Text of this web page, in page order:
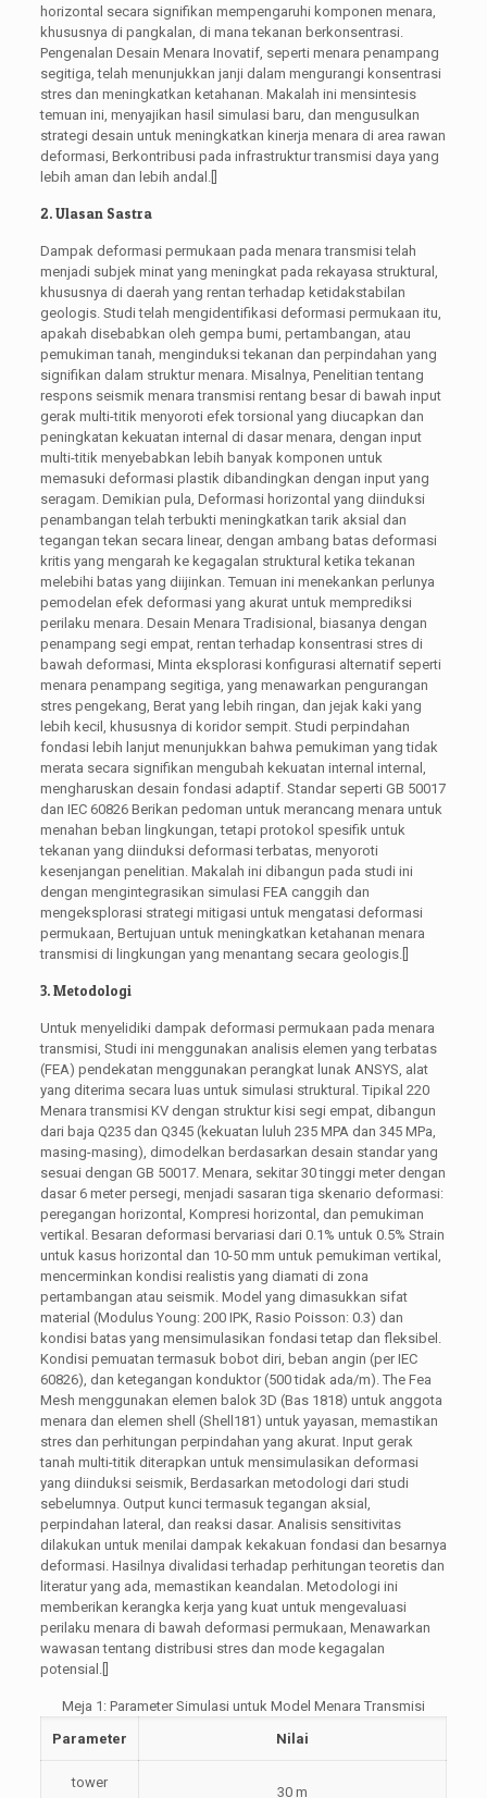
horizontal secara signifikan mempengaruhi komponen menara,
khususnya di pangkalan, di mana tekanan berkonsentrasi.
Pengenalan Desain Menara Inovatif, seperti menara penampang
segitiga, telah menunjukkan janji dalam mengurangi konsentrasi
stres dan meningkatkan ketahanan. Makalah ini mensintesis
temuan ini, menyajikan hasil simulasi baru, dan mengusulkan
strategi desain untuk meningkatkan kinerja menara di area rawan
deformasi, Berkontribusi pada infrastruktur transmisi daya yang
lebih aman dan lebih andal.[]
2. Ulasan Sastra
Dampak deformasi permukaan pada menara transmisi telah
menjadi subjek minat yang meningkat pada rekayasa struktural,
khususnya di daerah yang rentan terhadap ketidakstabilan
geologis. Studi telah mengidentifikasi deformasi permukaan itu,
apakah disebabkan oleh gempa bumi, pertambangan, atau
pemukiman tanah, menginduksi tekanan dan perpindahan yang
signifikan dalam struktur menara. Misalnya, Penelitian tentang
respons seismik menara transmisi rentang besar di bawah input
gerak multi-titik menyoroti efek torsional yang diucapkan dan
peningkatan kekuatan internal di dasar menara, dengan input
multi-titik menyebabkan lebih banyak komponen untuk
memasuki deformasi plastik dibandingkan dengan input yang
seragam. Demikian pula, Deformasi horizontal yang diinduksi
penambangan telah terbukti meningkatkan tarik aksial dan
tegangan tekan secara linear, dengan ambang batas deformasi
kritis yang mengarah ke kegagalan struktural ketika tekanan
melebihi batas yang diijinkan. Temuan ini menekankan perlunya
pemodelan efek deformasi yang akurat untuk memprediksi
perilaku menara. Desain Menara Tradisional, biasanya dengan
penampang segi empat, rentan terhadap konsentrasi stres di
bawah deformasi, Minta eksplorasi konfigurasi alternatif seperti
menara penampang segitiga, yang menawarkan pengurangan
stres pengekang, Berat yang lebih ringan, dan jejak kaki yang
lebih kecil, khususnya di koridor sempit. Studi perpindahan
fondasi lebih lanjut menunjukkan bahwa pemukiman yang tidak
merata secara signifikan mengubah kekuatan internal internal,
mengharuskan desain fondasi adaptif. Standar seperti GB 50017
dan IEC 60826 Berikan pedoman untuk merancang menara untuk
menahan beban lingkungan, tetapi protokol spesifik untuk
tekanan yang diinduksi deformasi terbatas, menyoroti
kesenjangan penelitian. Makalah ini dibangun pada studi ini
dengan mengintegrasikan simulasi FEA canggih dan
mengeksplorasi strategi mitigasi untuk mengatasi deformasi
permukaan, Bertujuan untuk meningkatkan ketahanan menara
transmisi di lingkungan yang menantang secara geologis.[]
3. Metodologi
Untuk menyelidiki dampak deformasi permukaan pada menara
transmisi, Studi ini menggunakan analisis elemen yang terbatas
(FEA) pendekatan menggunakan perangkat lunak ANSYS, alat
yang diterima secara luas untuk simulasi struktural. Tipikal 220
Menara transmisi KV dengan struktur kisi segi empat, dibangun
dari baja Q235 dan Q345 (kekuatan luluh 235 MPA dan 345 MPa,
masing-masing), dimodelkan berdasarkan desain standar yang
sesuai dengan GB 50017. Menara, sekitar 30 tinggi meter dengan
dasar 6 meter persegi, menjadi sasaran tiga skenario deformasi:
peregangan horizontal, Kompresi horizontal, dan pemukiman
vertikal. Besaran deformasi bervariasi dari 0.1% untuk 0.5% Strain
untuk kasus horizontal dan 10-50 mm untuk pemukiman vertikal,
mencerminkan kondisi realistis yang diamati di zona
pertambangan atau seismik. Model yang dimasukkan sifat
material (Modulus Young: 200 IPK, Rasio Poisson: 0.3) dan
kondisi batas yang mensimulasikan fondasi tetap dan fleksibel.
Kondisi pemuatan termasuk bobot diri, beban angin (per IEC
60826), dan ketegangan konduktor (500 tidak ada/m). The Fea
Mesh menggunakan elemen balok 3D (Bas 1818) untuk anggota
menara dan elemen shell (Shell181) untuk yayasan, memastikan
stres dan perhitungan perpindahan yang akurat. Input gerak
tanah multi-titik diterapkan untuk mensimulasikan deformasi
yang diinduksi seismik, Berdasarkan metodologi dari studi
sebelumnya. Output kunci termasuk tegangan aksial,
perpindahan lateral, dan reaksi dasar. Analisis sensitivitas
dilakukan untuk menilai dampak kekakuan fondasi dan besarnya
deformasi. Hasilnya divalidasi terhadap perhitungan teoretis dan
literatur yang ada, memastikan keandalan. Metodologi ini
memberikan kerangka kerja yang kuat untuk mengevaluasi
perilaku menara di bawah deformasi permukaan, Menawarkan
wawasan tentang distribusi stres dan mode kegagalan
potensial.[]
Meja 1: Parameter Simulasi untuk Model Menara Transmisi
Parameter
Nilai
tower
30 m